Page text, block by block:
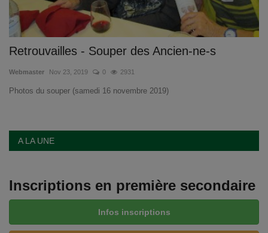
Retrouvailles - Souper des Ancien-ne-s
Webmaster Nov 23, 2019 0 2931
Photos du souper (samedi 16 novembre 2019)
A LA UNE
Inscriptions en première secondaire
Infos inscriptions